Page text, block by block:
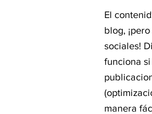
El
blog,
sociales!
funciona
manera